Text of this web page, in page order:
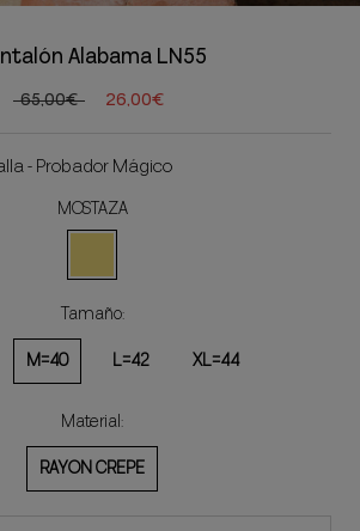
Alabama LN55
65,00€ 26,00€
- Probador Mágico
MOSTAZA
Tamaño:
M=40 L=42 XL=44
Material:
RAYON CREPE